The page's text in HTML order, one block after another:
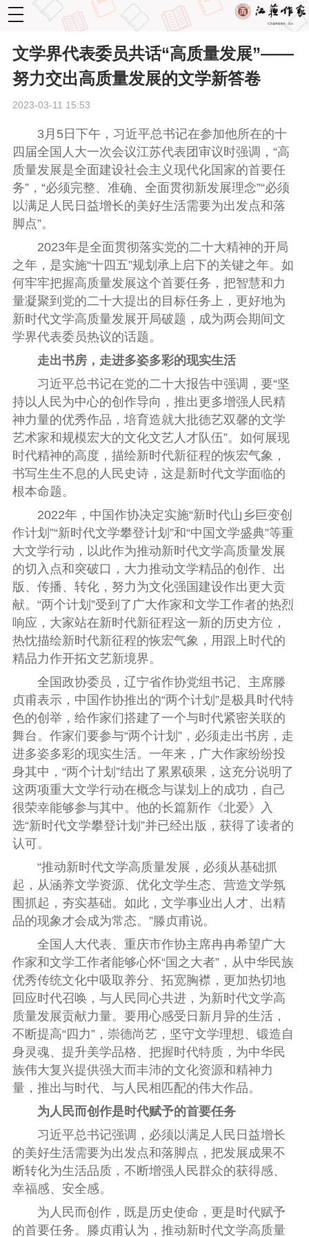
toggle
navigation
文学界代表委员共话“高质量发展”——
努力交出高质量发展的文学新答卷
2023-03-11 15:53
3月5日下午，习近平总书记在参加他所在的十
四届全国人大一次会议江苏代表团审议时强调，“高
质量发展是全面建设社会主义现代化国家的首要任
务”，“必须完整、准确、全面贯彻新发展理念”“必须
以满足人民日益增长的美好生活需要为出发点和落
脚点”。
2023年是全面贯彻落实党的二十大精神的开局
之年，是实施“十四五”规划承上启下的关键之年。如
何牢牢把握高质量发展这个首要任务，把智慧和力
量凝聚到党的二十大提出的目标任务上，更好地为
新时代文学高质量发展开局破题，成为两会期间文
学界代表委员热议的话题。
走出书房，走进多姿多彩的现实生活
习近平总书记在党的二十大报告中强调，要“坚
持以人民为中心的创作导向，推出更多增强人民精
神力量的优秀作品，培育造就大批德艺双馨的文学
艺术家和规模宏大的文化文艺人才队伍”。如何展现
时代精神的高度，描绘新时代新征程的恢宏气象，
书写生生不息的人民史诗，这是新时代文学面临的
根本命题。
2022年，中国作协决定实施“新时代山乡巨变创
作计划”“新时代文学攀登计划”和“中国文学盛典”等重
大文学行动，以此作为推动新时代文学高质量发展
的切入点和突破口，大力推动文学精品的创作、出
版、传播、转化，努力为文化强国建设作出更大贡
献。“两个计划”受到了广大作家和文学工作者的热烈
响应，大家站在新时代新征程这一新的历史方位，
热忱描绘新时代新征程的恢宏气象，用跟上时代的
精品力作开拓文艺新境界。
全国政协委员，辽宁省作协党组书记、主席滕
贞甫表示，中国作协推出的“两个计划”是极具时代特
色的创举，给作家们搭建了一个与时代紧密关联的
舞台。作家们要参与“两个计划”，必须走出书房，走
进多姿多彩的现实生活。一年来，广大作家纷纷投
身其中，“两个计划”结出了累累硕果，这充分说明了
这两项重大文学行动在概念与谋划上的成功，自己
很荣幸能够参与其中。他的长篇新作《北爱》入
选“新时代文学攀登计划”并已经出版，获得了读者的
认可。
“推动新时代文学高质量发展，必须从基础抓
起，从涵养文学资源、优化文学生态、营造文学氛
围抓起，夯实基础。如此，文学事业出人才、出精
品的现象才会成为常态。”滕贞甫说。
全国人大代表、重庆市作协主席冉冉希望广大
作家和文学工作者能够心怀“国之大者”，从中华民族
优秀传统文化中吸取养分、拓宽胸襟，更加热切地
回应时代召唤，与人民同心共进，为新时代文学高
质量发展贡献力量。要用心感受日新月异的生活，
不断提高“四力”，崇德尚艺，坚守文学理想、锻造自
身灵魂、提升美学品格、把握时代特质，为中华民
族伟大复兴提供强大而丰沛的文化资源和精神力
量，推出与时代、与人民相匹配的伟大作品。
为人民而创作是时代赋予的首要任务
习近平总书记强调，必须以满足人民日益增长
的美好生活需要为出发点和落脚点，把发展成果不
断转化为生活品质，不断增强人民群众的获得感、
幸福感、安全感。
为人民而创作，既是历史使命，更是时代赋予
的首要任务。滕贞甫认为，推动新时代文学高质量